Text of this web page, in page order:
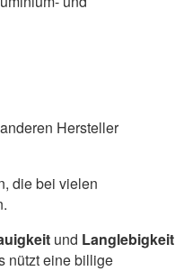
Hersteller
die bei vielen
und Langlebigkeit
nützt eine billige